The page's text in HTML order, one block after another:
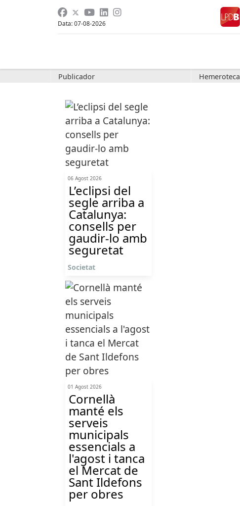
Data: 07-08-2026
Publicador Hemeroteca
06 Agost 2026
L’eclipsi del
segle arriba a
Catalunya:
consells per
gaudir-lo amb
seguretat
Societat
01 Agost 2026
Cornellà
manté els
serveis
municipals
essencials a
l'agost i tanca
el Mercat de
Sant Ildefons
per obres